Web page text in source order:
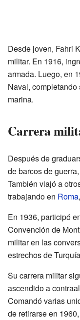
Desde joven, Fahri
militar. En 1916,
armada. Luego, en
Naval,
marina.
Carrera
Después de
de barcos de
También viajó a
trabajando en Roma,
En 1936, participó
Convención de
militar en las
estrechos de
Su carrera militar
ascendido a
Comandó varias
de retirarse en